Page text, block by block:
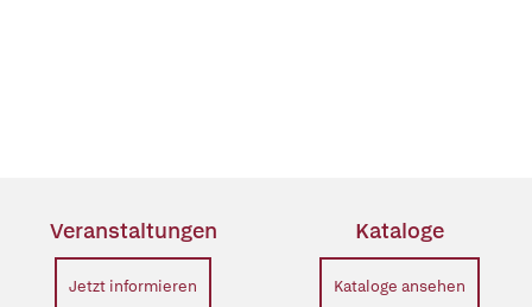
Veranstaltungen
Jetzt informieren
Kataloge
Kataloge ansehen